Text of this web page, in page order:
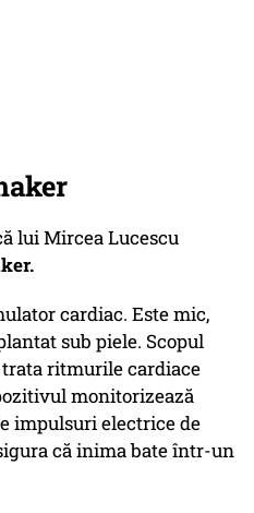
lui Mircea Lucescu
cardiac. Este mic,
sub piele. Scopul
ritmurile cardiace
monitorizează
impulsuri electrice de
că inima bate într-un